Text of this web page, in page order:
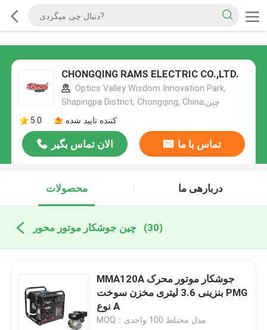
CHONGQING RAMS ELECTRIC CO.,LTD.
Optics Valley Wisdom Innovation Park,
Shapingpa District, Chongqing, China,چین
5.0
کننده تایید شده
الان تماس بگیر تماس با ما
محصولات دربارهی ما
چین جوشکار موتور محور (30)
MMA120A جوشکار موتور محرک
بنزینی 3.6 لیتری مخزن سوخت PMG
نوع A
MOQ：مدل مختلط 100 واحدی